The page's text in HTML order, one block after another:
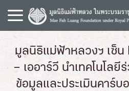
i
มูลนิธิแม่ฟ้าหลวงฯ เซ็น
– เออาร์วี นำเทคโนโล
ข้อมูลและประเมินคาร์บ